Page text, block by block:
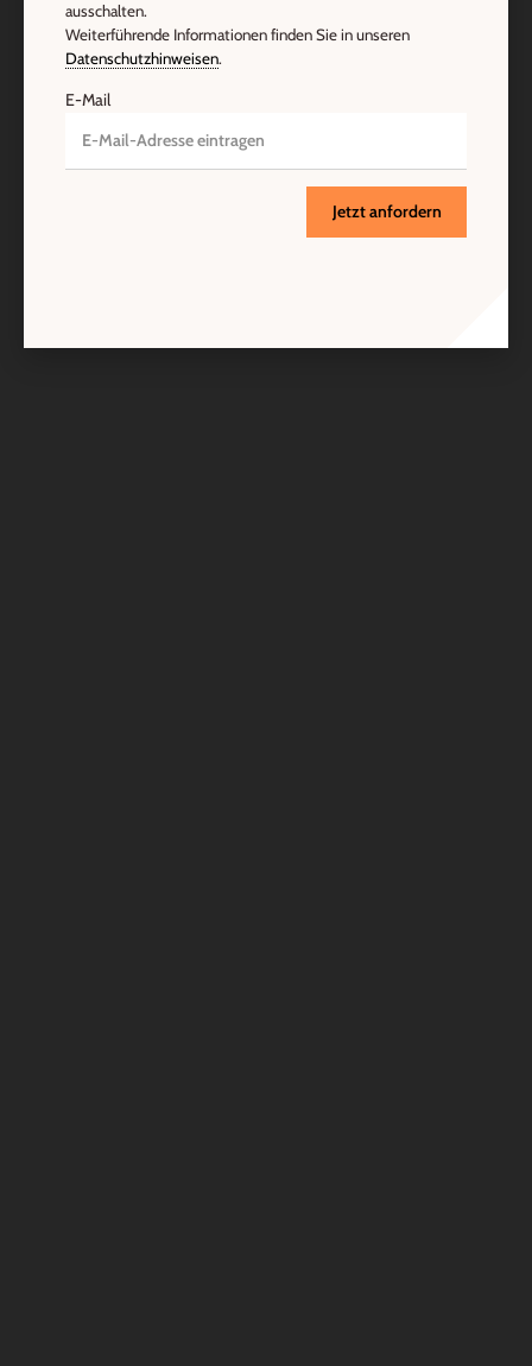
ausschalten.
Weiterführende Informationen finden Sie in unseren
Datenschutzhinweisen.
E-Mail
Jetzt anfordern